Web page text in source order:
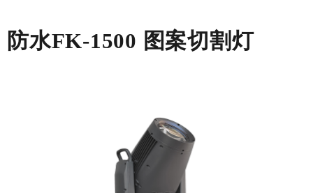
防水FK-1500 图案切割灯